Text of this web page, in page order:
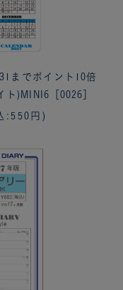
までポイント10倍
ト)MINI6［0026］
:550円)